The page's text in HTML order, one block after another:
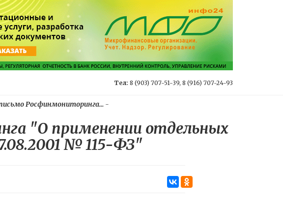
Тел: 8 (903) 707-51-39, 8 (916) 707-24-93
Росфинмониторинга...-
"О применении отдельных
№ 115-ФЗ"